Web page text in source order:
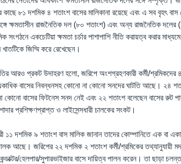
৮১ দশমিক ৪ শতাংশ বাসের মালিকানা রয়েছে এবং এ সব বৃহৎ বাস
ক্ষমতাসীন রাজনৈতিক দল (৮০ শতাংশ) এবং অন্য রাজনৈতিক দলের
সংগঠনে একচেটিয়া ক্ষমতা চর্চার পাশাপাশি নীতি করায়ত্ব করার
জিম্মি করে রেখেছেন।
আরও প্রকট উদাহরণ হলো, জরিপে অংশগ্রহণকারী কর্মী/
বাসের নিবন্ধনসহ কোনো না কোনো সনদের ঘাটতি আছে। ২৪
কোনো বাসের ফিটনেস সনদ নেই এবং ২২ শতাংশ বলেছেন বাসের রুট
প্রশিক্ষণপ্রাপ্ত ও লাইসেন্সধারী চালকের সংকট।
১১ দশমিক ৯ শতাংশ বাস মালিক জানান তাদের কোম্পানিতে এক বা
চালক আছে। জরিপের ২২ দশমিক ২ শতাংশ কর্মী/শ্রমিকের তথ্যানুযায়ী
হেলপার/সুপারভাইজার বাসে দায়িত্ব পালন করেন। তা ছাড়া